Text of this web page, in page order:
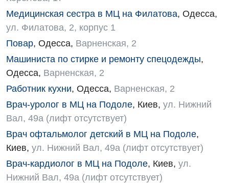
Кардиохирургия
Маммология
Неврология
Нейрохирургия
Онкологическое отделение
Ортопедия и травматология
Отделение интенсивной терапии
Медицинская сестра в МЦ на Филатова, Одесса,
ул. Филатова, 2, корпус 1
Повар, Одесса, Варненская, 2
Машиниста по стирке и ремонту спецодежды,
Одесса, Варненская, 2
Работник кухни, Одесса, Варненская, 2
Врач-уролог в МЦ на Подоле, Киев, ул. Нижний
Вал, 49а (лифт отсутствует)
Врач офтальмолог детский в МЦ на Подоле,
Киев, ул. Нижний Вал, 49а (лифт отсутствует)
Врач-кардиолог в МЦ на Подоле, Киев, ул.
Нижний Вал, 49а (лифт отсутствует)